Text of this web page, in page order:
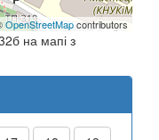
OpenStreetMapcontributors
на мапі з